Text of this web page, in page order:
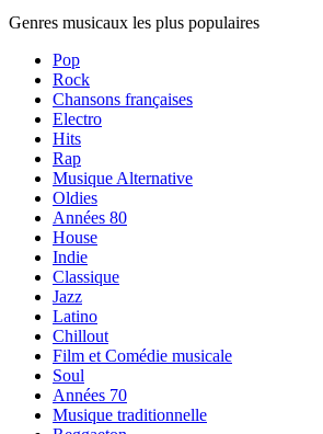
Genres musicaux les plus populaires
Pop
Rock
Chansons françaises
Electro
Hits
Rap
Musique Alternative
Oldies
Années 80
House
Indie
Classique
Jazz
Latino
Chillout
Film et Comédie musicale
Soul
Années 70
Musique traditionnelle